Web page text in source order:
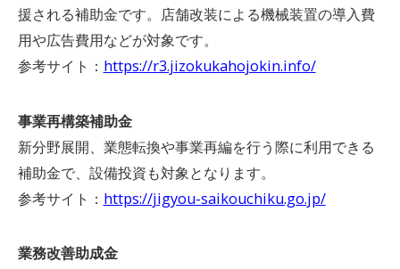
援される補助金です。店舗改装による機械装置の導入費
用や広告費用などが対象です。
参考サイト： https://r3.jizokukahojokin.info/
事業再構築補助金
新分野展開、業態転換や事業再編を行う際に利用できる
補助金で、設備投資も対象となります。
参考サイト： https://jigyou-saikouchiku.go.jp/
業務改善助成金